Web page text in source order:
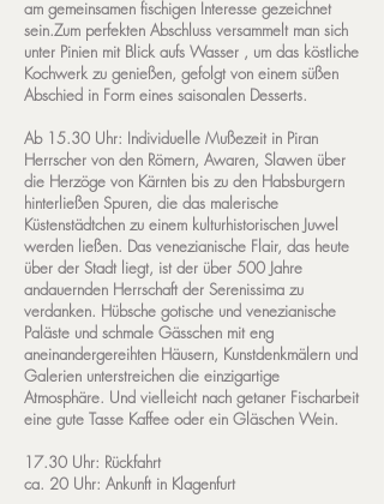
am gemeinsamen fischigen Interesse gezeichnet
sein.Zum perfekten Abschluss versammelt man sich
unter Pinien mit Blick aufs Wasser , um das köstliche
Kochwerk zu genießen, gefolgt von einem süßen
Abschied in Form eines saisonalen Desserts.
Ab 15.30 Uhr: Individuelle Mußezeit in Piran
Herrscher von den Römern, Awaren, Slawen über
die Herzöge von Kärnten bis zu den Habsburgern
hinterließen Spuren, die das malerische
Küstenstädtchen zu einem kulturhistorischen Juwel
werden ließen. Das venezianische Flair, das heute
über der Stadt liegt, ist der über 500 Jahre
andauernden Herrschaft der Serenissima zu
verdanken. Hübsche gotische und venezianische
Paläste und schmale Gässchen mit eng
aneinandergereihten Häusern, Kunstdenkmälern und
Galerien unterstreichen die einzigartige
Atmosphäre. Und vielleicht nach getaner Fischarbeit
eine gute Tasse Kaffee oder ein Gläschen Wein.
17.30 Uhr: Rückfahrt
ca. 20 Uhr: Ankunft in Klagenfurt